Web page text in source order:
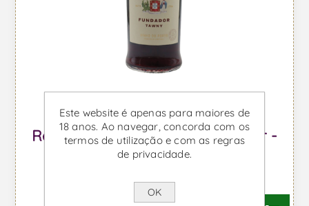
Real Companhia Velha Fundador -
Vinho do Porto
Desde €7,81 IVA incl.
Este website é apenas para maiores de
18 anos. Ao navegar, concorda com os
termos de utilização e com as regras
de privacidade.
OK